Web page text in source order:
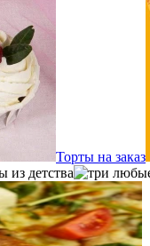
Торты на заказ